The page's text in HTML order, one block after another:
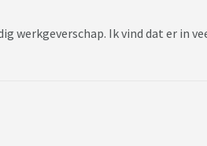
werkgeverschap. Ik vind dat er in